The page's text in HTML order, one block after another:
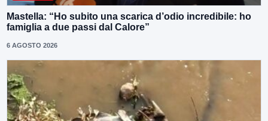
Mastella: “Ho subito una scarica d’odio incredibile: ho
famiglia a due passi dal Calore”
6 AGOSTO 2026